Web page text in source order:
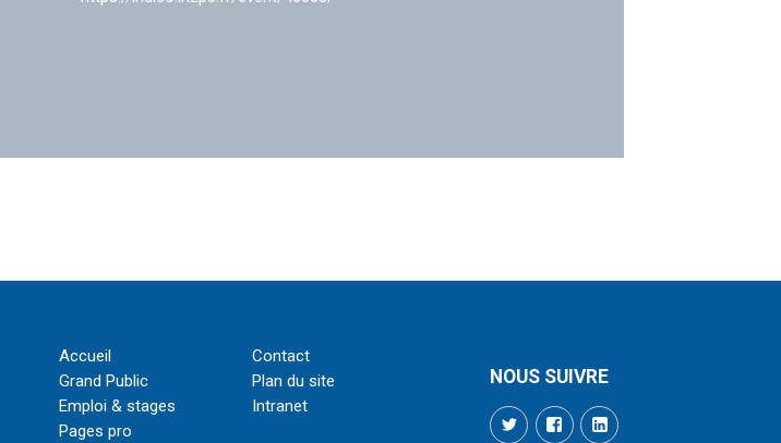
Accueil
Grand Public
Emploi & stages
Pages pro
Contact
Plan du site
Intranet
NOUS SUIVRE
TwitterFacebookLinkedIn